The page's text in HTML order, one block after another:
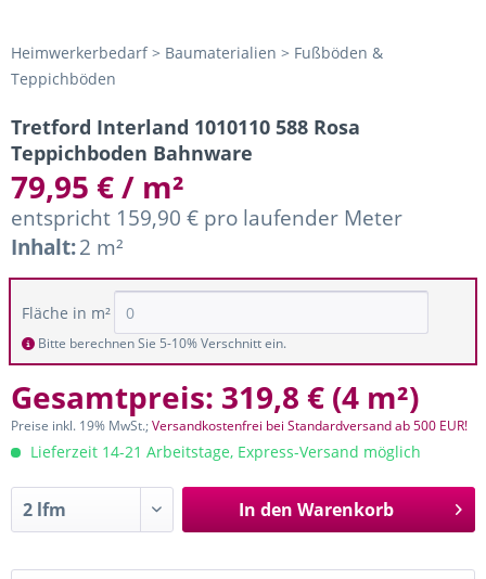
Heimwerkerbedarf > Baumaterialien > Fußböden &
Teppichböden
Tretford Interland 1010110 588 Rosa
Teppichboden Bahnware
79,95 € / m²
entspricht 159,90 € pro laufender Meter
Inhalt:2 m²
Fläche in m²
Bitte berechnen Sie 5-10% Verschnitt ein.
Gesamtpreis: 319,8 € (4 m²)
Preise inkl. 19% MwSt.;Versandkostenfrei bei Standardversand ab 500 EUR!
Lieferzeit 14-21 Arbeitstage, Express-Versand möglich
In den Warenkorb